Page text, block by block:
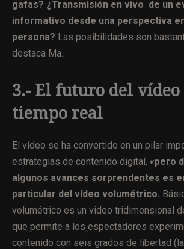
gafas? ¿Transmisión en vivo de un
informativo desde una perspectiva
persona? Las posibilidades son
destaca Ma.
3.- El futuro del vídeo
tiempo real
El vídeo se ha convertido en un pilar
estrategias de contenido digital, «pero
algunos avances sorprendentes es
particular del vídeo volumétrico.
volumétrico es un video tridimensional
que permite a los espectadores
contenido con seis grados de libertad